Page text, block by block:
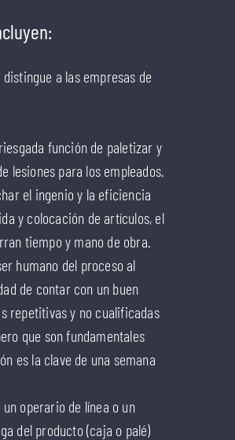
distingue a las empresas de
función de paletizar y
lesiones para los empleados.
el ingenio y la eficiencia
y colocación de artículos, el
tiempo y mano de obra.
humano del proceso al
de contar con un buen
repetitivas y no cualificadas
que son fundamentales
es la clave de una semana
un operario de línea o un
del producto (caja o palé)